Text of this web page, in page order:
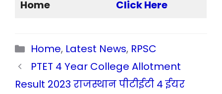
Home
Click Here
Categories
Home, Latest News, RPSC
PTET 4 Year College Allotment
Result 2023 राजस्थान पीटीईटी 4 ईयर